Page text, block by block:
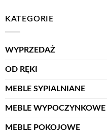
KATEGORIE
WYPRZEDAŻ
OD RĘKI
MEBLE SYPIALNIANE
MEBLE WYPOCZYNKOWE
MEBLE POKOJOWE